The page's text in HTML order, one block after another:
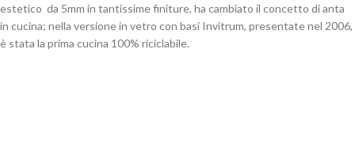
estetico da 5mm in tantissime finiture, ha cambiato il concetto di anta
in cucina; nella versione in vetro con basi Invitrum, presentate nel 2006,
è stata la prima cucina 100% riciclabile.